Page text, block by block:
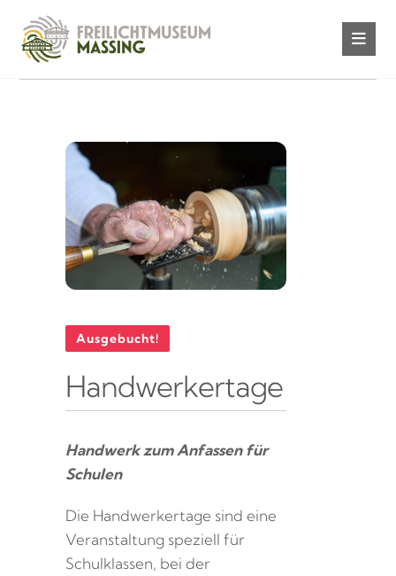
Ausgebucht!
Handwerkertage
Handwerk zum Anfassen für
Schulen
Die Handwerkertage sind eine
Veranstaltung speziell für
Schulklassen, bei der